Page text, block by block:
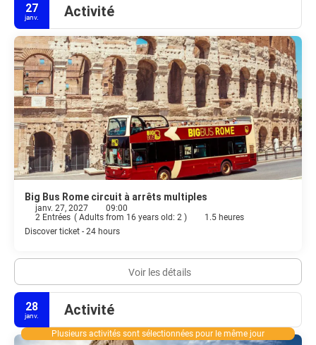
27
janv. Activité
Big Bus Rome circuit à arrêts multiples
janv. 27, 2027
09:00
2 Entrées ( Adults from 16 years old: 2 )
1.5 heures
Discover ticket - 24 hours
Voir les détails
28
janv. Activité
Plusieurs activités sont sélectionnées pour le même jour